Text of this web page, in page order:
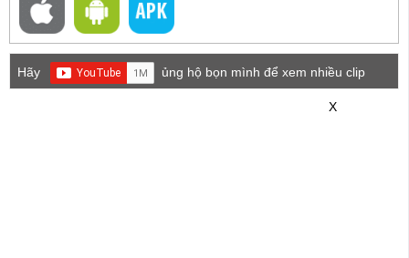
Hãy
ủng hộ bọn mình để xem nhiều clip
X